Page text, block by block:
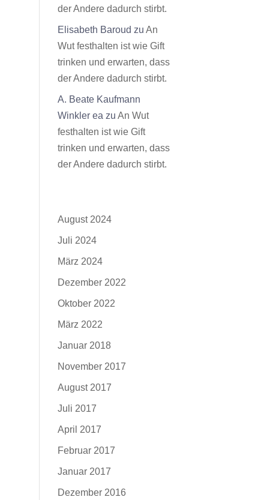
der Andere dadurch stirbt.
Elisabeth Baroud zuAn
Wut festhalten ist wie Gift
trinken und erwarten, dass
der Andere dadurch stirbt.
A. Beate Kaufmann
Winkler ea zuAn Wut
festhalten ist wie Gift
trinken und erwarten, dass
der Andere dadurch stirbt.
August 2024
Juli 2024
März 2024
Dezember 2022
Oktober 2022
März 2022
Januar 2018
November 2017
August 2017
Juli 2017
April 2017
Februar 2017
Januar 2017
Dezember 2016